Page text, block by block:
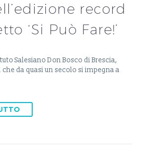
record
‘Si Può Fare!’
Salesiano Don Bosco di Brescia,
da quasi un secolo si impegna a